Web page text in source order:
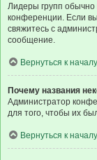
Лидеры групп обычно
конференции. Если
свяжитесь с
сообщение.
Вернуться к началу
Почему названия
Администратор
для того, чтобы их
Вернуться к началу